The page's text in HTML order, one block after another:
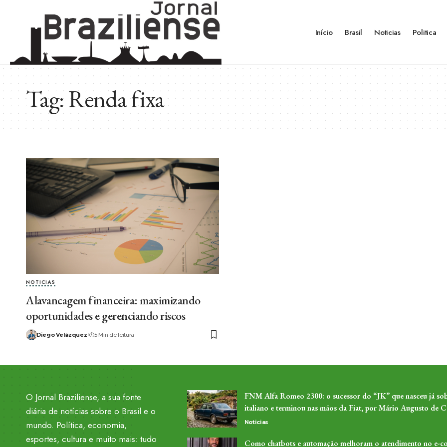
Início Brasil Noticias Politica
Tag:Renda fixa
NOTICIAS
Alavancagem financeira: maximizando
oportunidades e gerenciando riscos
Diego Velázquez 5 Min de leitura
O Jornal Braziliense, a sua fonte
diária de notícias sobre o Brasil e o
mundo. Política, economia,
esportes, cultura e muito mais: tudo
FNM Alfa Romeo 2300: o sucessor do “JK” que nasceu já
italiano e terminou nas mãos da Fiat, por Mário Augusto de
Noticias
Como chatbots e automação melhoram o atendimento no e-